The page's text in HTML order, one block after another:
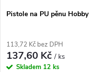
Pistole na PU pěnu Hobby
113,72 Kč bez DPH
137,60 Kč/ ks
Skladem 12 ks